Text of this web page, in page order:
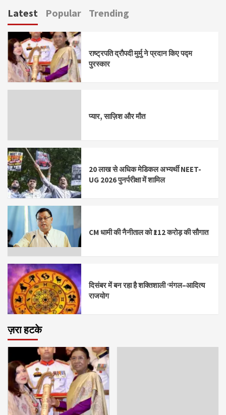
Latest Popular Trending
राष्ट्रपति द्रौपदी मुर्मु ने प्रदान किए पद्म
पुरस्कार
प्यार, साज़िश और मौत
20 लाख से अधिक मेडिकल अभ्यर्थी NEET-
UG 2026 पुनर्परीक्षा में शामिल
CM धामी की नैनीताल को ₹112 करोड़ की सौगात
दिसंबर में बन रहा है शक्तिशाली ‘मंगल–आदित्य
राजयोग
ज़रा हटके